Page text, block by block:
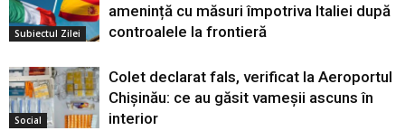
Subiectul Zilei
amenință cu măsuri împotriva Italiei după
controalele la frontieră
Social
Colet declarat fals, verificat la Aeroportul
Chișinău: ce au găsit vameșii ascuns în
interior